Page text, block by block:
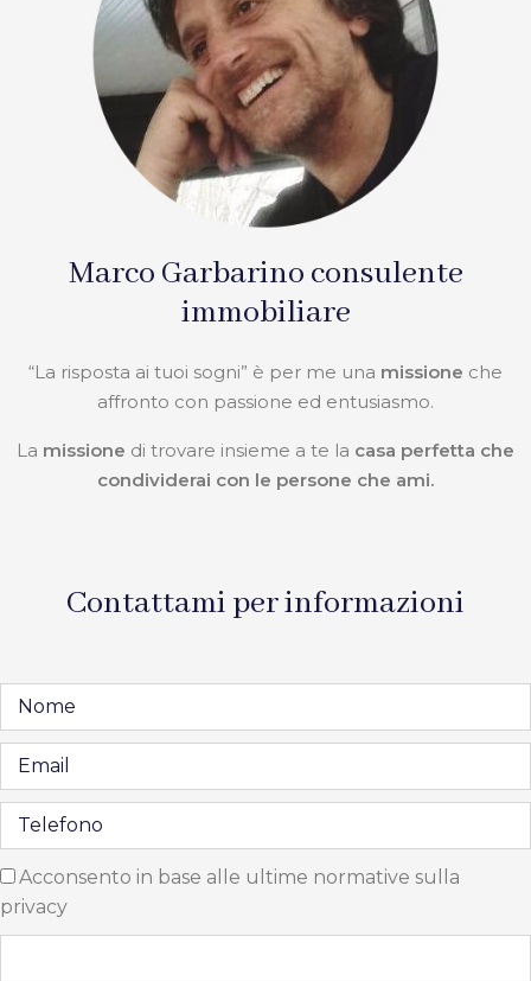
Marco Garbarino consulente
immobiliare
“La risposta ai tuoi sogni” è per me una missione che
affronto con passione ed entusiasmo.
La missione di trovare insieme a te la casa perfetta che
condividerai con le persone che ami.
Contattami per informazioni
Acconsento in base alle ultime normative sulla
privacy